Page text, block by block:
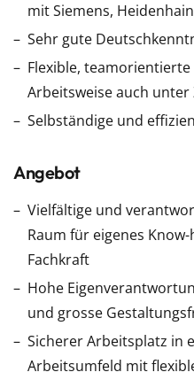
mit Siemens,
Sehr gute
Flexible,
Arbeitsweise auch
Selbständige und
Angebot
Vielfältige und
Raum für eigenes
Fachkraft
Hohe
und grosse
Sicherer Arbeitsplatz in
Arbeitsumfeld mit